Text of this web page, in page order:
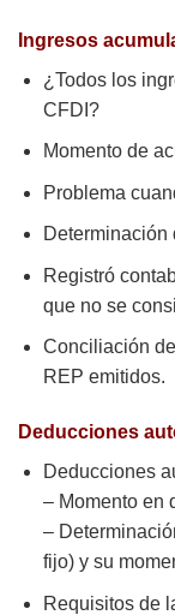
Ingresos
¿Todos los
CFDI?
Momento de
Problema
Determinación
Registró
que no se
Conciliación
REP emitidos.
Deducciones
Deducciones
– Momento en
–
fijo) y su
Requisitos de